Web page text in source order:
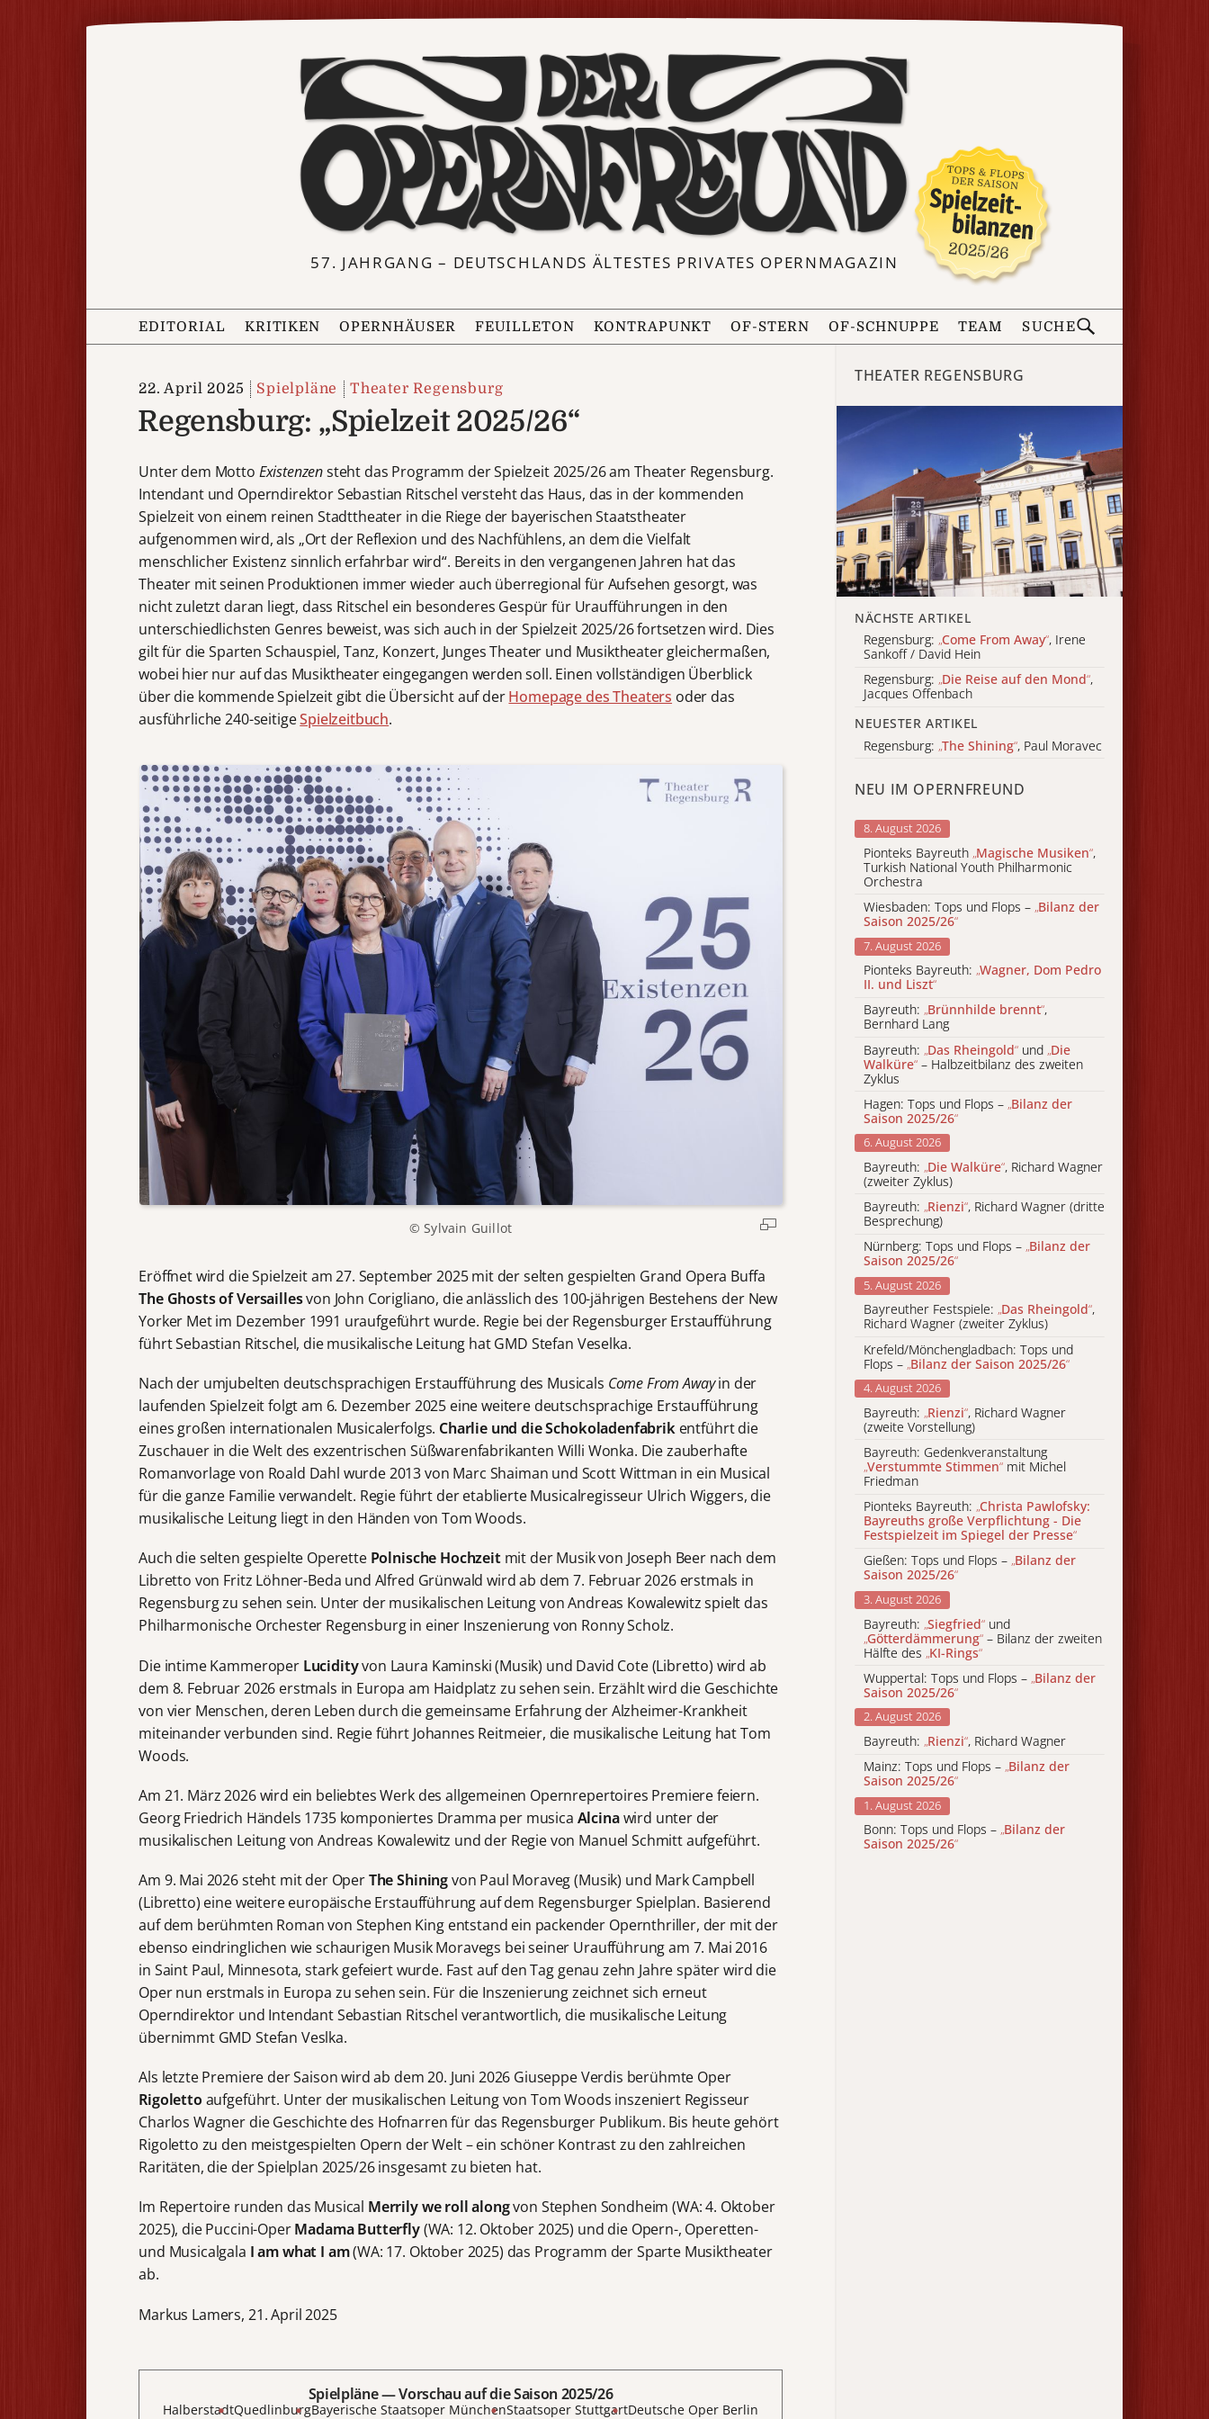
57. JAHRGANG – DEUTSCHLANDS ÄLTESTES PRIVATES OPERNMAGAZIN
EDITORIAL KRITIKEN OPERNHÄUSER FEUILLETON KONTRAPUNKT OF-STERN OF-SCHNUPPE TEAM SUCHE
22. April 2025 Spielpläne Theater Regensburg
Regensburg: „Spielzeit 2025/26“
Unter dem Motto Existenzensteht das Programm der Spielzeit 2025/26 am Theater Regensburg.
Intendant und Operndirektor Sebastian Ritschel versteht das Haus, das in der kommenden
Spielzeit von einem reinen Stadttheater in die Riege der bayerischen Staatstheater
aufgenommen wird, als „Ort der Reflexion und des Nachfühlens, an dem die Vielfalt
menschlicher Existenz sinnlich erfahrbar wird“. Bereits in den vergangenen Jahren hat das
Theater mit seinen Produktionen immer wieder auch überregional für Aufsehen gesorgt, was
nicht zuletzt daran liegt, dass Ritschel ein besonderes Gespür für Uraufführungen in den
unterschiedlichsten Genres beweist, was sich auch in der Spielzeit 2025/26 fortsetzen wird. Dies
gilt für die Sparten Schauspiel, Tanz, Konzert, Junges Theater und Musiktheater gleichermaßen,
wobei hier nur auf das Musiktheater eingegangen werden soll. Einen vollständigen Überblick
über die kommende Spielzeit gibt die Übersicht auf derHomepage des Theaters oder das
ausführliche 240-seitigeSpielzeitbuch.
© Sylvain Guillot
Eröffnet wird die Spielzeit am 27. September 2025 mit der selten gespielten Grand Opera Buffa
The Ghosts of Versaillesvon John Corigliano, die anlässlich des 100-jährigen Bestehens der New
Yorker Met im Dezember 1991 uraufgeführt wurde. Regie bei der Regensburger Erstaufführung
führt Sebastian Ritschel, die musikalische Leitung hat GMD Stefan Veselka.
Nach der umjubelten deutschsprachigen Erstaufführung des Musicals Come From Awayin der
laufenden Spielzeit folgt am 6. Dezember 2025 eine weitere deutschsprachige Erstaufführung
eines großen internationalen Musicalerfolgs. Charlie und die Schokoladenfabrikentführt die
Zuschauer in die Welt des exzentrischen Süßwarenfabrikanten Willi Wonka. Die zauberhafte
Romanvorlage von Roald Dahl wurde 2013 von Marc Shaiman und Scott Wittman in ein Musical
für die ganze Familie verwandelt. Regie führt der etablierte Musicalregisseur Ulrich Wiggers, die
musikalische Leitung liegt in den Händen von Tom Woods.
Auch die selten gespielte Operette Polnische Hochzeitmit der Musik von Joseph Beer nach dem
Libretto von Fritz Löhner-Beda und Alfred Grünwald wird ab dem 7. Februar 2026 erstmals in
Regensburg zu sehen sein. Unter der musikalischen Leitung von Andreas Kowalewitz spielt das
Philharmonische Orchester Regensburg in einer Inszenierung von Ronny Scholz.
Die intime Kammeroper Lucidityvon Laura Kaminski (Musik) und David Cote (Libretto) wird ab
dem 8. Februar 2026 erstmals in Europa am Haidplatz zu sehen sein. Erzählt wird die Geschichte
von vier Menschen, deren Leben durch die gemeinsame Erfahrung der Alzheimer-Krankheit
miteinander verbunden sind. Regie führt Johannes Reitmeier, die musikalische Leitung hat Tom
Woods.
Am 21. März 2026 wird ein beliebtes Werk des allgemeinen Opernrepertoires Premiere feiern.
Georg Friedrich Händels 1735 komponiertes Dramma per musica Alcinawird unter der
musikalischen Leitung von Andreas Kowalewitz und der Regie von Manuel Schmitt aufgeführt.
Am 9. Mai 2026 steht mit der OperThe Shiningvon Paul Moraveg (Musik) und Mark Campbell
(Libretto) eine weitere europäische Erstaufführung auf dem Regensburger Spielplan. Basierend
auf dem berühmten Roman von Stephen King entstand ein packender Opernthriller, der mit der
ebenso eindringlichen wie schaurigen Musik Moravegs bei seiner Uraufführung am 7. Mai 2016
in Saint Paul, Minnesota, stark gefeiert wurde. Fast auf den Tag genau zehn Jahre später wird die
Oper nun erstmals in Europa zu sehen sein. Für die Inszenierung zeichnet sich erneut
Operndirektor und Intendant Sebastian Ritschel verantwortlich, die musikalische Leitung
übernimmt GMD Stefan Veslka.
Als letzte Premiere der Saison wird ab dem 20. Juni 2026 Giuseppe Verdis berühmte Oper
Rigoletto aufgeführt. Unter der musikalischen Leitung von Tom Woods inszeniert Regisseur
Charlos Wagner die Geschichte des Hofnarren für das Regensburger Publikum. Bis heute gehört
Rigoletto zu den meistgespielten Opern der Welt – ein schöner Kontrast zu den zahlreichen
Raritäten, die der Spielplan 2025/26 insgesamt zu bieten hat.
Im Repertoire runden das Musical Merrily we roll alongvon Stephen Sondheim (WA: 4. Oktober
2025), die Puccini-OperMadama Butterfly(WA: 12. Oktober 2025) und die Opern-, Operetten-
und Musicalgala I am what I am(WA: 17. Oktober 2025) das Programm der Sparte Musiktheater
ab.
Markus Lamers, 21. April 2025
Spielpläne — Vorschau auf die Saison 2025/26
HalberstadtQuedlinburgBayerische Staatsoper MünchenStaatsoper StuttgartDeutsche Oper Berlin
THEATER REGENSBURG
NÄCHSTE ARTIKEL
Regensburg: „Come From Away“, Irene
Sankoff / David Hein
Regensburg: „Die Reise auf den Mond“,
Jacques Offenbach
NEUESTER ARTIKEL
Regensburg: „The Shining“, Paul Moravec
NEU IM OPERNFREUND
8. August 2026
Pionteks Bayreuth „Magische Musiken“,
Turkish National Youth Philharmonic
Orchestra
Wiesbaden: Tops und Flops – „Bilanz der
Saison 2025/26“
7. August 2026
Pionteks Bayreuth: „Wagner, Dom Pedro
II. und Liszt“
Bayreuth: „Brünnhilde brennt“,
Bernhard Lang
Bayreuth: „Das Rheingold“ und „Die
Walküre“ – Halbzeitbilanz des zweiten
Zyklus
Hagen: Tops und Flops – „Bilanz der
Saison 2025/26“
6. August 2026
Bayreuth: „Die Walküre“, Richard Wagner
(zweiter Zyklus)
Bayreuth: „Rienzi“, Richard Wagner (dritte
Besprechung)
Nürnberg: Tops und Flops – „Bilanz der
Saison 2025/26“
5. August 2026
Bayreuther Festspiele: „Das Rheingold“,
Richard Wagner (zweiter Zyklus)
Krefeld/Mönchengladbach: Tops und
Flops – „Bilanz der Saison 2025/26“
4. August 2026
Bayreuth: „Rienzi“, Richard Wagner
(zweite Vorstellung)
Bayreuth: Gedenkveranstaltung
„Verstummte Stimmen“ mit Michel
Friedman
Pionteks Bayreuth: „Christa Pawlofsky:
Bayreuths große Verpflichtung - Die
Festspielzeit im Spiegel der Presse“
Gießen: Tops und Flops – „Bilanz der
Saison 2025/26“
3. August 2026
Bayreuth: „Siegfried“ und
„Götterdämmerung“ – Bilanz der zweiten
Hälfte des „KI-Rings“
Wuppertal: Tops und Flops – „Bilanz der
Saison 2025/26“
2. August 2026
Bayreuth: „Rienzi“, Richard Wagner
Mainz: Tops und Flops – „Bilanz der
Saison 2025/26“
1. August 2026
Bonn: Tops und Flops – „Bilanz der
Saison 2025/26“